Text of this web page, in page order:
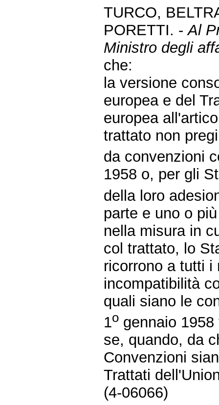
TURCO,
PORETTI. -Al
Ministro degli
che:
la versione
europea e del
europea
trattato non
da convenzioni
1958 o, per gli
della loro
parte e uno o
nella misura in
col trattato, lo
ricorrono a tutti
incompatibilità
quali siano le
1o gennaio
se, quando, da
Convenzioni
Trattati
(4-06066)